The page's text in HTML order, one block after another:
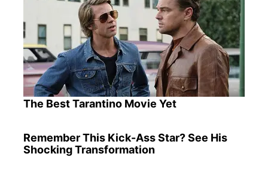
The Best Tarantino Movie Yet
Remember This Kick-Ass Star? See His
Shocking Transformation